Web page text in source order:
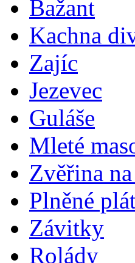
Bažant
Kachna
Zajíc
Jezevec
Guláše
Mleté
Zvěřina
Plněné
Závitky
Rolády